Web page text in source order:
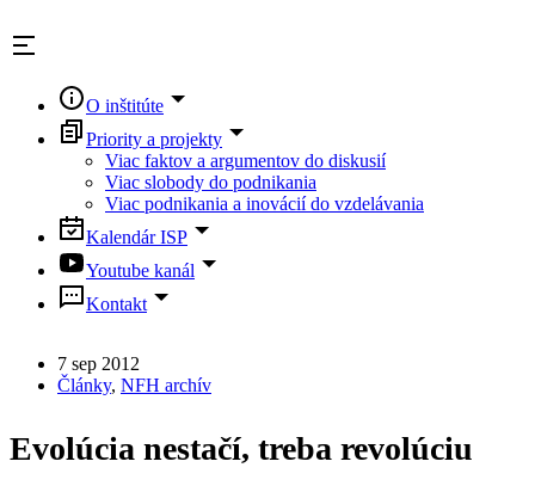
to
content
O inštitúte
Priority a projekty
Viac faktov a argumentov do diskusií
Viac slobody do podnikania
Viac podnikania a inovácií do vzdelávania
Kalendár ISP
Youtube kanál
Kontakt
7 sep 2012
Články, NFH archív
Evolúcia nestačí, treba revolúciu